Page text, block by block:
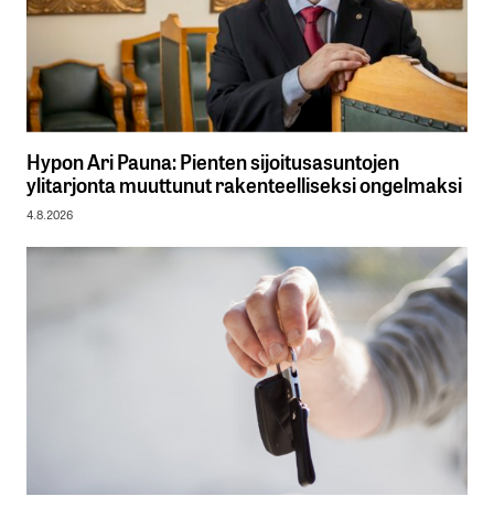
Hypon Ari Pauna: Pienten sijoitusasuntojen
ylitarjonta muuttunut rakenteelliseksi ongelmaksi
4.8.2026